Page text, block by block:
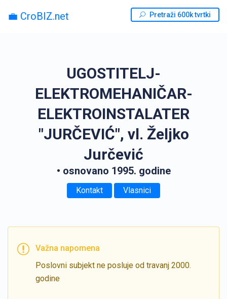
💼 CroBIZ.net Pretraži 600k tvrtki
UGOSTITELJ-
ELEKTROMEHANIČAR-
ELEKTROINSTALATER
"JURČEVIĆ", vl. Željko
Jurčević
• osnovano 1995. godine
Kontakt Vlasnici
Važna napomena
Poslovni subjekt ne posluje od travanj 2000.
godine